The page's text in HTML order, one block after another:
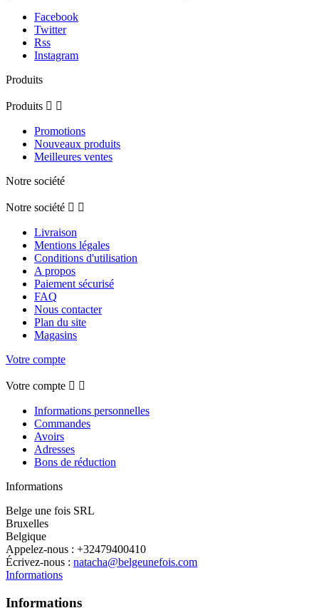
Facebook
Twitter
Rss
Instagram
Produits
Produits  
Promotions
Nouveaux produits
Meilleures ventes
Notre société
Notre société  
Livraison
Mentions légales
Conditions d'utilisation
A propos
Paiement sécurisé
FAQ
Nous contacter
Plan du site
Magasins
Votre compte
Votre compte  
Informations personnelles
Commandes
Avoirs
Adresses
Bons de réduction
Informations
Belge une fois SRL
Bruxelles
Belgique
Appelez-nous : +32479400410
Écrivez-nous : natacha@belgeunefois.com
Informations
Informations